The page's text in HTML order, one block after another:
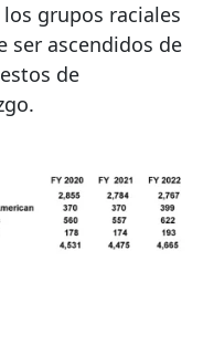
grupos raciales
ser ascendidos de
de